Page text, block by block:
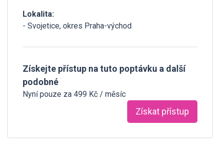
Lokalita:
- Svojetice, okres Praha-východ
Získejte přístup na tuto poptávku a další
podobné
Nyní pouze za 499 Kč / měsíc
Získat přístup